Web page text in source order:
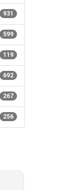
931
599
119
692
267
256